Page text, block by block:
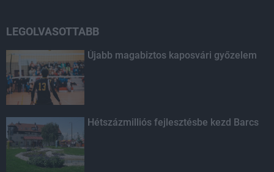
LEGOLVASOTTABB
Újabb magabiztos kaposvári győzelem
Hétszázmilliós fejlesztésbe kezd Barcs